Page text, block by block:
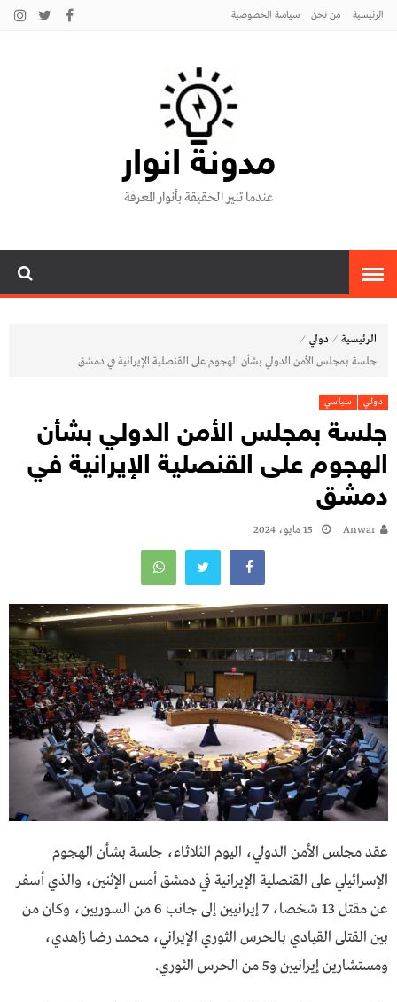
الرئيسية من نحن سياسة الخصوصية
مدونة انوار
عندما تنير الحقيقة بأنوار المعرفة
الرئيسية ⁄ دولي ⁄
جلسة بمجلس الأمن الدولي بشأن الهجوم على القنصلية الإيرانية في دمشق
دولي سياسي
جلسة بمجلس الأمن الدولي بشأن
الهجوم على القنصلية الإيرانية في
دمشق
Anwar 15 مايو، 2024
عقد مجلس الأمن الدولي، اليوم الثلاثاء، جلسة بشأن الهجوم
الإسرائيلي على القنصلية الإيرانية في دمشق أمس الإثنين، والذي أسفر
عن مقتل 13 شخصا، 7 إيرانيين إلى جانب 6 من السوريين، وكان من
بين القتلى القيادي بالحرس الثوري الإيراني، محمد رضا زاهدي،
ومستشارين إيرانيين و5 من الحرس الثوري.